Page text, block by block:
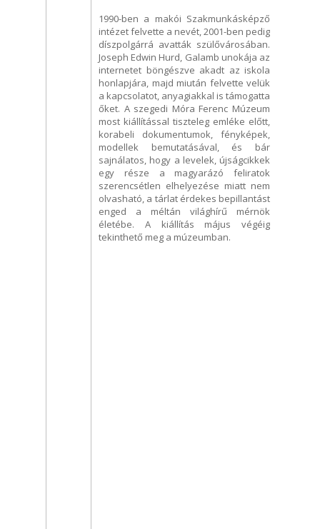
1990-ben a makói Szakmunkásképző
intézet felvette a nevét, 2001-ben pedig
díszpolgárrá avatták szülővárosában.
Joseph Edwin Hurd, Galamb unokája az
internetet böngészve akadt az iskola
honlapjára, majd miután felvette velük
a kapcsolatot, anyagiakkal is támogatta
őket. A szegedi Móra Ferenc Múzeum
most kiállítással tiszteleg emléke előtt,
korabeli dokumentumok, fényképek,
modellek bemutatásával, és bár
sajnálatos, hogy a levelek, újságcikkek
egy része a magyarázó feliratok
szerencsétlen elhelyezése miatt nem
olvasható, a tárlat érdekes bepillantást
enged a méltán világhírű mérnök
életébe. A kiállítás május végéig
tekinthető meg a múzeumban.